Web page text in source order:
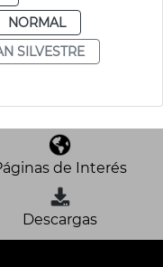
NORMAL
SILVESTRE
de Interés
Descargas